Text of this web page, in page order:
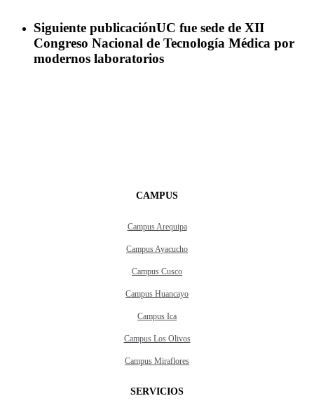
Siguiente publicaciónUC fue sede de XII
Congreso Nacional de Tecnología Médica por
modernos laboratorios
CAMPUS
Campus Arequipa
Campus Ayacucho
Campus Cusco
Campus Huancayo
Campus Ica
Campus Los Olivos
Campus Miraflores
SERVICIOS